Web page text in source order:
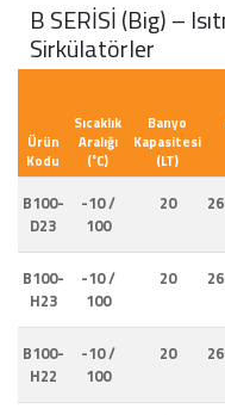
B SERİSİ (Big) –
Sirkülatörler
Ürün
Kodu
Sıcaklık
Aralığı
(˚C)
Banyo
Kapasitesi
(LT)
B100-
D23
-10 /
100
20
B100-
H23
-10 /
100
20
B100-
H22
-10 /
100
20